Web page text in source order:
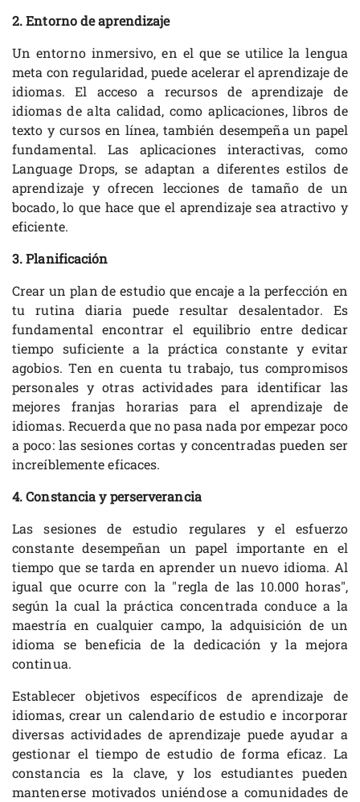
2. Entorno de aprendizaje
Un entorno inmersivo, en el que se utilice la lengua
meta con regularidad, puede acelerar el aprendizaje de
idiomas. El acceso a recursos de aprendizaje de
idiomas de alta calidad, como aplicaciones, libros de
texto y cursos en línea, también desempeña un papel
fundamental. Las aplicaciones interactivas, como
Language Drops, se adaptan a diferentes estilos de
aprendizaje y ofrecen lecciones de tamaño de un
bocado, lo que hace que el aprendizaje sea atractivo y
eficiente.
3. Planificación
Crear un plan de estudio que encaje a la perfección en
tu rutina diaria puede resultar desalentador. Es
fundamental encontrar el equilibrio entre dedicar
tiempo suficiente a la práctica constante y evitar
agobios. Ten en cuenta tu trabajo, tus compromisos
personales y otras actividades para identificar las
mejores franjas horarias para el aprendizaje de
idiomas. Recuerda que no pasa nada por empezar poco
a poco: las sesiones cortas y concentradas pueden ser
increíblemente eficaces.
4. Constancia y perserverancia
Las sesiones de estudio regulares y el esfuerzo
constante desempeñan un papel importante en el
tiempo que se tarda en aprender un nuevo idioma. Al
igual que ocurre con la "regla de las 10.000 horas",
según la cual la práctica concentrada conduce a la
maestría en cualquier campo, la adquisición de un
idioma se beneficia de la dedicación y la mejora
continua.
Establecer objetivos específicos de aprendizaje de
idiomas, crear un calendario de estudio e incorporar
diversas actividades de aprendizaje puede ayudar a
gestionar el tiempo de estudio de forma eficaz. La
constancia es la clave, y los estudiantes pueden
mantenerse motivados uniéndose a comunidades de